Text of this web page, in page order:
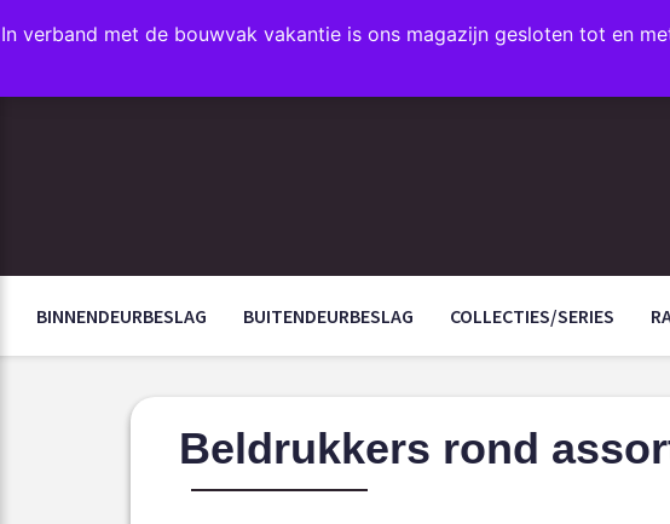
In verband met de bouwvak vakantie is ons magazijn gesloten tot en
FAVORIETEN
BINNENDEURBESLAG BUITENDEURBESLAG COLLECTIES/SERIES
Beldrukkers rond